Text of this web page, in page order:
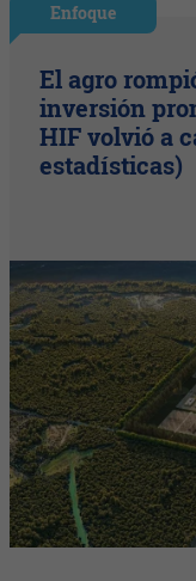
Enfoque
El agro
inversión
HIF volvió a
estadísticas)